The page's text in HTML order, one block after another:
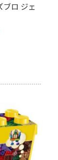
ブロ ジェ